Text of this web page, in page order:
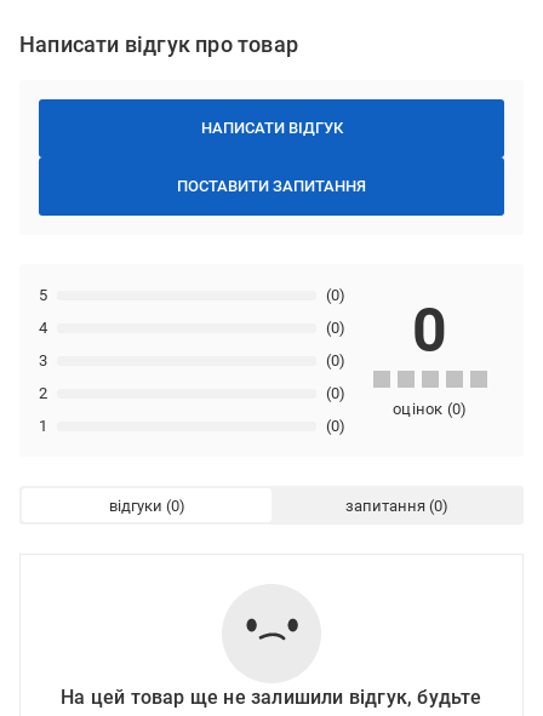
Написати відгук про товар
НАПИСАТИ ВІДГУК
ПОСТАВИТИ ЗАПИТАННЯ
1 (0)
2 (0)
3 (0)
4 (0)
5 (0)
0
оцінок (0)
відгуки запитання
На цей товар ще не залишили відгук, будьте